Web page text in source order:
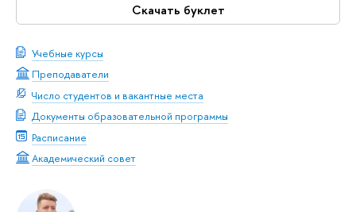
Скачать буклет
Учебные курсы
Преподаватели
Число студентов и вакантные места
Документы образовательной программы
Расписание
Академический совет